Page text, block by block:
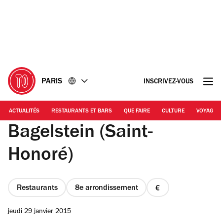
PARIS INSCRIVEZ-VOUS
ACTUALITÉS RESTAURANTS ET BARS QUE FAIRE CULTURE VOYAGE
Bagelstein (Saint-
Honoré)
Restaurants 8e arrondissement
prix
jeudi 29 janvier 2015